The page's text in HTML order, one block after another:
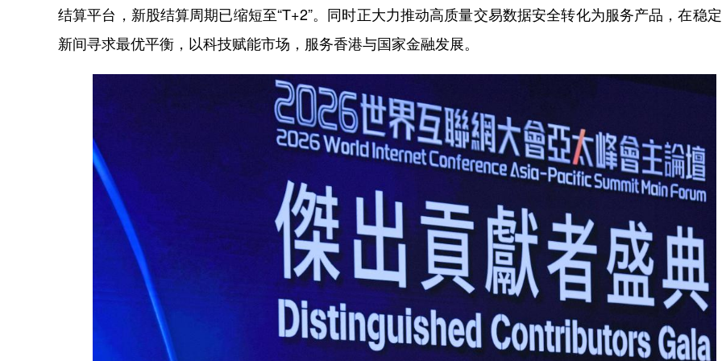
结算平台，新股结算周期已缩短至“T+2”。同时正大力推动高质量交易数据安全转化为服务产品，在稳
新间寻求最优平衡，以科技赋能市场，服务香港与国家金融发展。